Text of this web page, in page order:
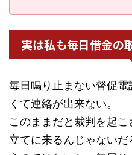
実は私も毎日借金の
毎日鳴り止まない督促
くて連絡が出来ない。
このままだと裁判を起
立てに来るんじゃない